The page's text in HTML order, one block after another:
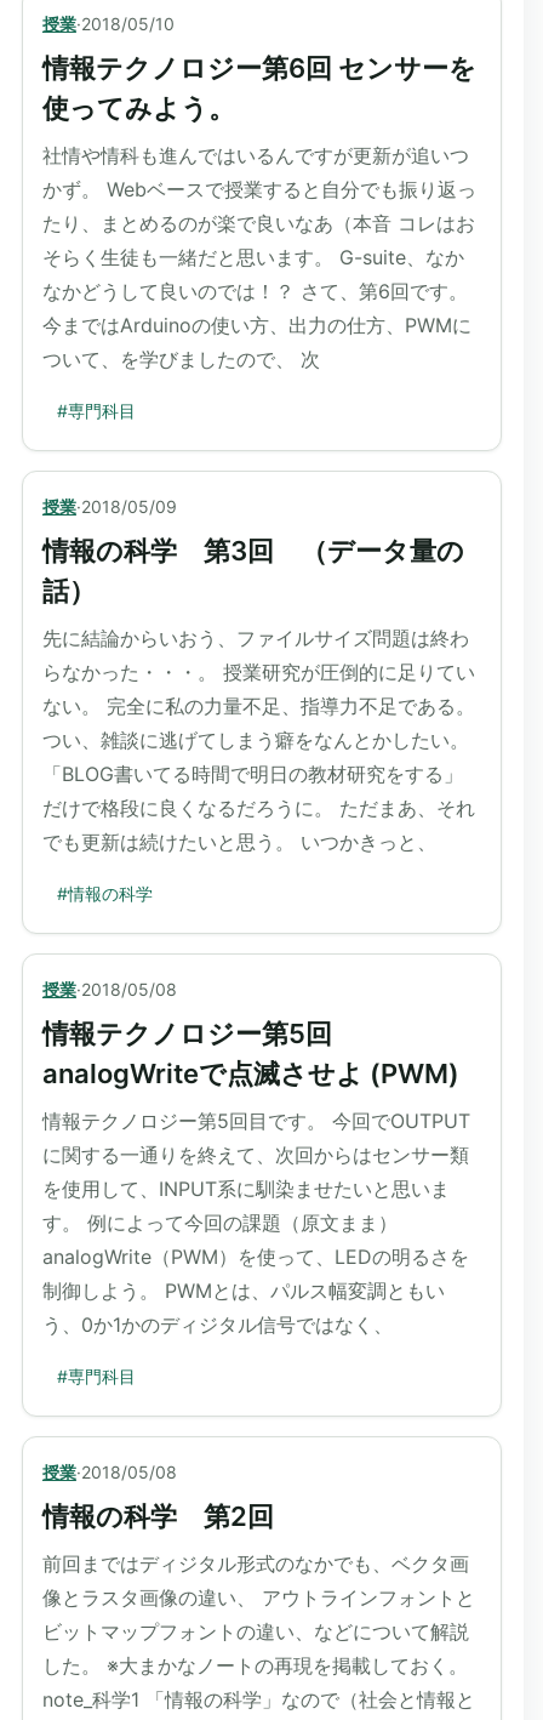
授業·2018/05/10
情報テクノロジー第6回 センサーを
使ってみよう。
社情や情科も進んではいるんですが更新が追いつ
かず。 Webベースで授業すると自分でも振り返っ
たり、まとめるのが楽で良いなあ（本音 コレはお
そらく生徒も一緒だと思います。 G-suite、なか
なかどうして良いのでは！？ さて、第6回です。
今まではArduinoの使い方、出力の仕方、PWMに
ついて、を学びましたので、 次
#専門科目
授業·2018/05/09
情報の科学 第3回 （データ量の
話）
先に結論からいおう、ファイルサイズ問題は終わ
らなかった・・・。 授業研究が圧倒的に足りてい
ない。 完全に私の力量不足、指導力不足である。
つい、雑談に逃げてしまう癖をなんとかしたい。
「BLOG書いてる時間で明日の教材研究をする」
だけで格段に良くなるだろうに。 ただまあ、それ
でも更新は続けたいと思う。 いつかきっと、
#情報の科学
授業·2018/05/08
情報テクノロジー第5回
analogWriteで点滅させよ (PWM)
情報テクノロジー第5回目です。 今回でOUTPUT
に関する一通りを終えて、次回からはセンサー類
を使用して、INPUT系に馴染ませたいと思いま
す。 例によって今回の課題（原文まま）
analogWrite（PWM）を使って、LEDの明るさを
制御しよう。 PWMとは、パルス幅変調ともい
う、0か1かのディジタル信号ではなく、
#専門科目
授業·2018/05/08
情報の科学 第2回
前回まではディジタル形式のなかでも、ベクタ画
像とラスタ画像の違い、 アウトラインフォントと
ビットマップフォントの違い、などについて解説
した。 ※大まかなノートの再現を掲載しておく。
note_科学1 「情報の科学」なので（社会と情報と